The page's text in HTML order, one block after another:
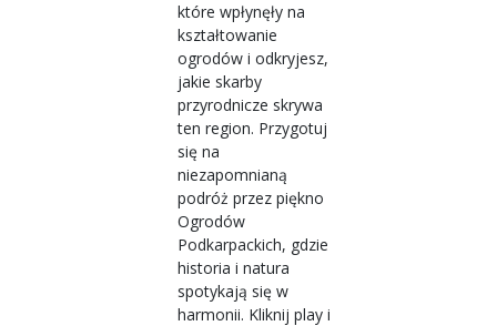
które wpłynęły na
kształtowanie
ogrodów i odkryjesz,
jakie skarby
przyrodnicze skrywa
ten region. Przygotuj
się na
niezapomnianą
podróż przez piękno
Ogrodów
Podkarpackich, gdzie
historia i natura
spotykają się w
harmonii. Kliknij play i